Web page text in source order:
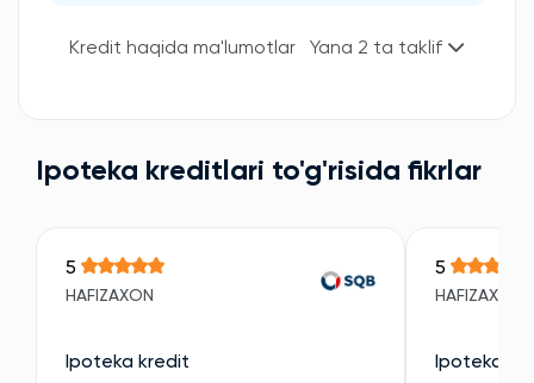
Kredit haqida ma'lumotlar Yana 2 ta taklif
Ipoteka kreditlari to'g'risida fikrlar
5
HAFIZAXON
Ipoteka kredit
5
HAFIZAXON
Ipoteka